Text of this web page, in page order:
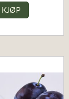
KJØP